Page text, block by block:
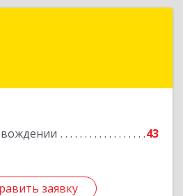
43
заявку
край, Новокубанск г,
заявку